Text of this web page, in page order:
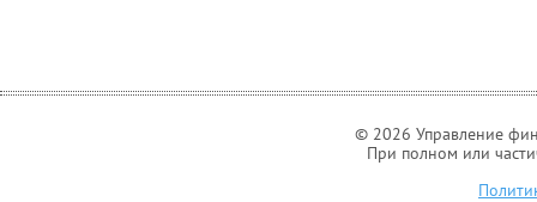
© 2026 Управление
При полном или